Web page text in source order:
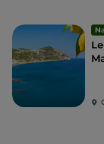
disfruta de una
fortaleza La
Un consejo para
una hora a pie,
llega al punto más
una vista de la isla y
Sorrentina, (con